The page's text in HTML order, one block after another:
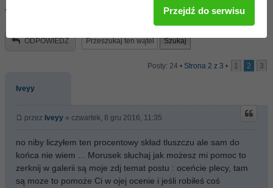
Trening do oceny !!!
ODPOWIEDZ
Posty: 24 • Strona 2 z 3 • 1 2 3
Iveyy
przez Iveyy » czwartek, 8 gru 2016, 11:35
no niby liczyłem ten procentowy skład tluszczu ale sam do
końca nie wiem ... Morusek słuchaj jak możesz mi pomoc to
zerknij w galerii są moje zdj temat postu : oceńcie plecy, tam
są moze to pomoże Ci w ojej ocenie i jeśli robiłeś coś
Przejdź do serwisu